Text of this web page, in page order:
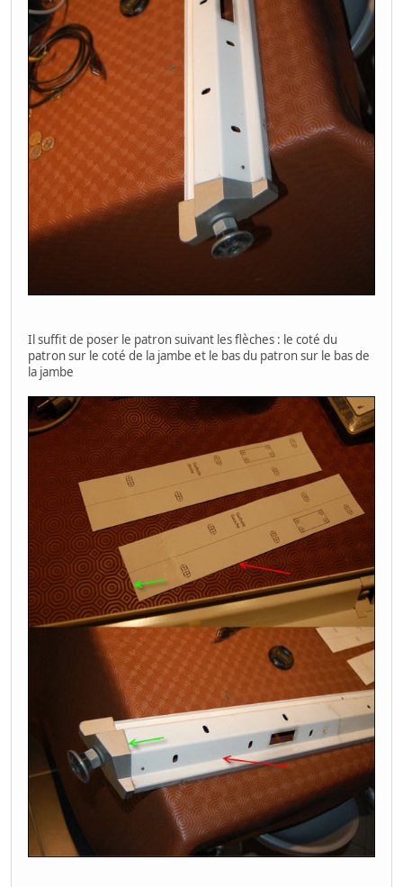
Il suffit de poser le patron suivant les flèches : le coté du
patron sur le coté de la jambe et le bas du patron sur le bas de
la jambe